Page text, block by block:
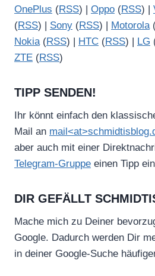
OnePlus (RSS) | Oppo (RSS) |
(RSS) | Sony (RSS) | Motorola
Nokia(RSS) | HTC (RSS) | LG
ZTE (RSS)
TIPP SENDEN!
Ihr könnt einfach den
Mail an
aber auch mit einer
Telegram-Gruppe einen Tipp
DIR GEFÄLLT
Mache mich zu Deiner
Google. Dadurch werden Dir
in deiner Google-Suche